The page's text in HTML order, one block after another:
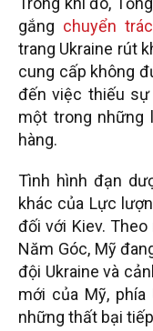
gắng chuyển
trang Ukraine rút
cung cấp không
đến việc thiếu
một trong những
hàng.
Tình hình đạn
khác của Lực
đối với Kiev.
Năm Góc, Mỹ
đội Ukraine và
mới của Mỹ,
những thất bại